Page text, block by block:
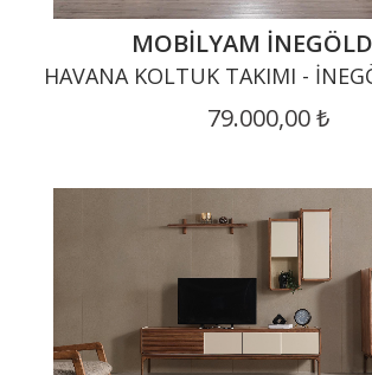
MOBILYAM
HAVANA KOLTUK TAKIMI -
79.000,00 ₺